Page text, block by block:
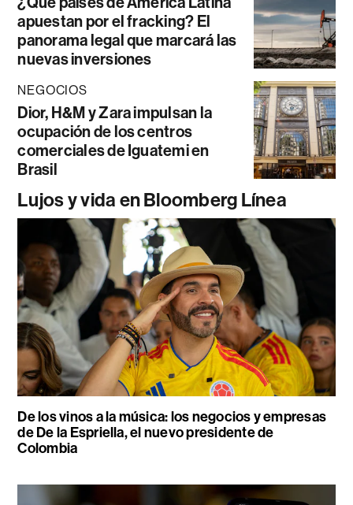
apuestan por el fracking? El
panorama legal que marcará las
nuevas inversiones
NEGOCIOS
Dior, H&M y Zara impulsan la
ocupación de los centros
comerciales de Iguatemi en
Brasil
Lujos y vida en Bloomberg Línea
De los vinos a la música: los negocios y empresas
de De la Espriella, el nuevo presidente de
Colombia